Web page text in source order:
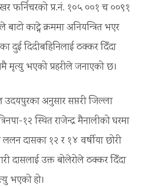
फर्निचरको प्र.नं. १०५ ००१ च ००९१
बाटो काट्ने क्रममा अनियन्त्रित भएर
दुई दिदीबहिनिलाई ठक्कर दिँदा
मृत्यु भएको प्रहरीले जनाएको छ।
उदयपुरका अनुसार सप्तरी जिल्ला
१२ स्थित राजेन्द्र मैनालीको घरमा
दासका १२ र १४ वर्षीया छोरी
दासलाई उक्त बोलेरोले ठक्कर दिँदा
भएको हो।